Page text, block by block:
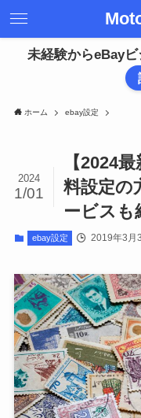
未経験からeBay
ホーム ebay設定
【2024
料設定の
ービスも
2024
1/01
ebay設定 2019年3月